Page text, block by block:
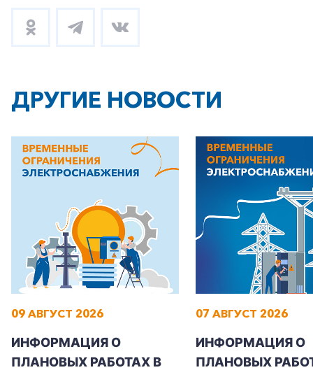
ДРУГИЕ НОВОСТИ
09 АВГУСТ 2026
ИНФОРМАЦИЯ О
ПЛАНОВЫХ РАБОТАХ В
07 АВГУСТ 2026
ИНФОРМАЦИЯ О
ПЛАНОВЫХ